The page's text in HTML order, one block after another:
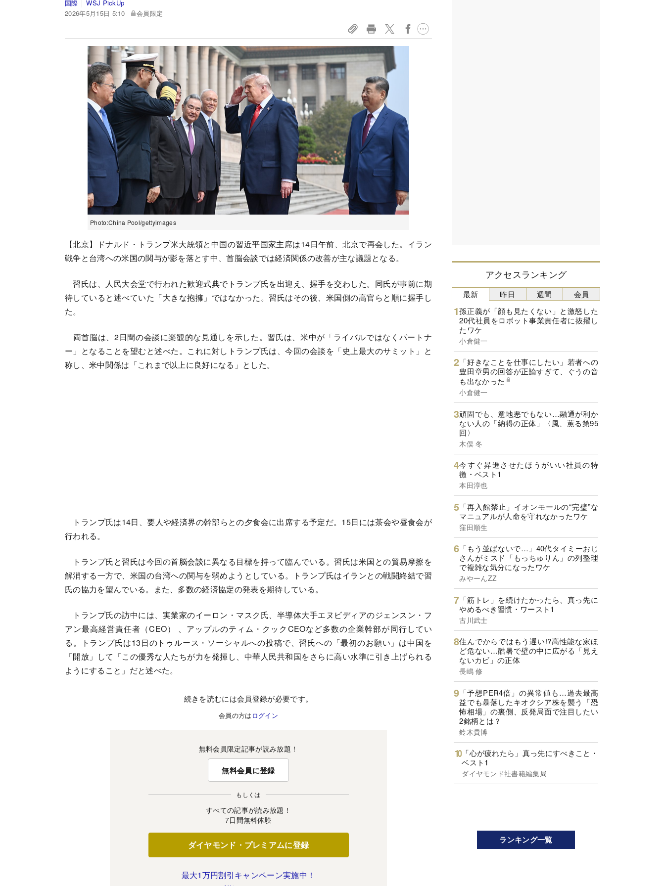
国際
WSJ PickUp
2026年5月15日 5:10
会員限定
Photo:China Pool/gettyimages
【北京】ドナルド・トランプ米大統領と中国の習近平国家主席は14日午前、北京で再会した。イラン
戦争と台湾への米国の関与が影を落とす中、首脳会談では経済関係の改善が主な議題となる。
習氏は、人民大会堂で行われた歓迎式典でトランプ氏を出迎え、握手を交わした。同氏が事前に期
待していると述べていた「大きな抱擁」ではなかった。習氏はその後、米国側の高官らと順に握手し
た。
両首脳は、2日間の会談に楽観的な見通しを示した。習氏は、米中が「ライバルではなくパートナ
ー」となることを望むと述べた。これに対しトランプ氏は、今回の会談を「史上最大のサミット」と
称し、米中関係は「これまで以上に良好になる」とした。
トランプ氏は14日、要人や経済界の幹部らとの夕食会に出席する予定だ。15日には茶会や昼食会が
行われる。
トランプ氏と習氏は今回の首脳会談に異なる目標を持って臨んでいる。習氏は米国との貿易摩擦を
解消する一方で、米国の台湾への関与を弱めようとしている。トランプ氏はイランとの戦闘終結で習
氏の協力を望んでいる。また、多数の経済協定の発表を期待している。
トランプ氏の訪中には、実業家のイーロン・マスク氏、半導体大手エヌビディアのジェンスン・フ
アン最高経営責任者（CEO） 、アップルのティム・クックCEOなど多数の企業幹部が同行してい
る。トランプ氏は13日のトゥルース・ソーシャルへの投稿で、習氏への「最初のお願い」は中国を
「開放」して「この優秀な人たちが力を発揮し、中華人民共和国をさらに高い水準に引き上げられる
ようにすること」だと述べた。
続きを読むには会員登録が必要です。
会員の方は ログイン
無料会員限定記事が読み放題！
無料会員に登録
もしくは
すべての記事が読み放題！
7日間無料体験
ダイヤモンド・プレミアムに登録
最大1万円割引キャンペーン実施中！
アクセスランキング
最新
孫正義が「顔も見たくない」と激怒した
20代社員をロボット事業責任者に抜擢し
たワケ
小倉健一
「好きなことを仕事にしたい」若者への
豊田章男の回答が正論すぎて、ぐうの音
も出なかった
小倉健一
頑固でも、意地悪でもない…融通が利か
ない人の「納得の正体」〈風、薫る第95
回〉
木俣 冬
今すぐ昇進させたほうがいい社員の特
徴・ベスト1
本田淳也
「再入館禁止」イオンモールの“完璧”な
マニュアルが人命を守れなかったワケ
窪田順生
「もう並ばないで…」40代タイミーおじ
さんがミスド「もっちゅりん」の列整理
で複雑な気分になったワケ
みやーんZZ
「筋トレ」を続けたかったら、真っ先に
やめるべき習慣・ワースト1
古川武士
住んでからではもう遅い!?高性能な家ほ
ど危ない…酷暑で壁の中に広がる「見え
ないカビ」の正体
長嶋 修
「予想PER4倍」の異常値も…過去最高
益でも暴落したキオクシア株を襲う「恐
怖相場」の裏側、反発局面で注目したい
2銘柄とは？
鈴木貴博
「心が疲れたら」真っ先にすべきこと・
ベスト1
ダイヤモンド社書籍編集局
昨日 週間 会員
ランキング一覧